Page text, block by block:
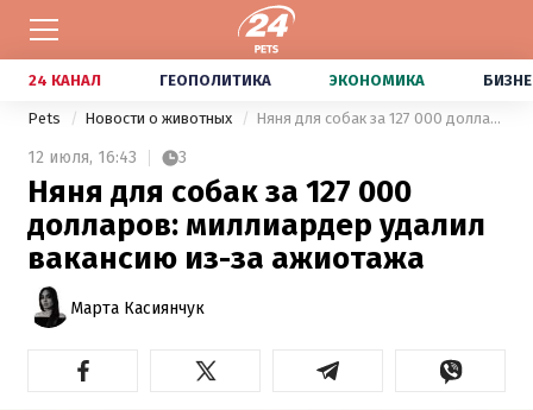
24 КАНАЛ ГЕОПОЛИТИКА ЭКОНОМИКА
Pets Новости о животных Няня для собак за 127 000 долларов: миллиардер удалил вакансию из-за ажиотажа
12 июля, 16:43 3
Няня для собак за 127 000
долларов: миллиардер удалил
вакансию из-за ажиотажа
Марта Касиянчук